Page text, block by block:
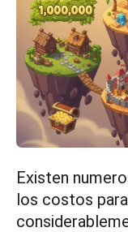
Existen
los costos